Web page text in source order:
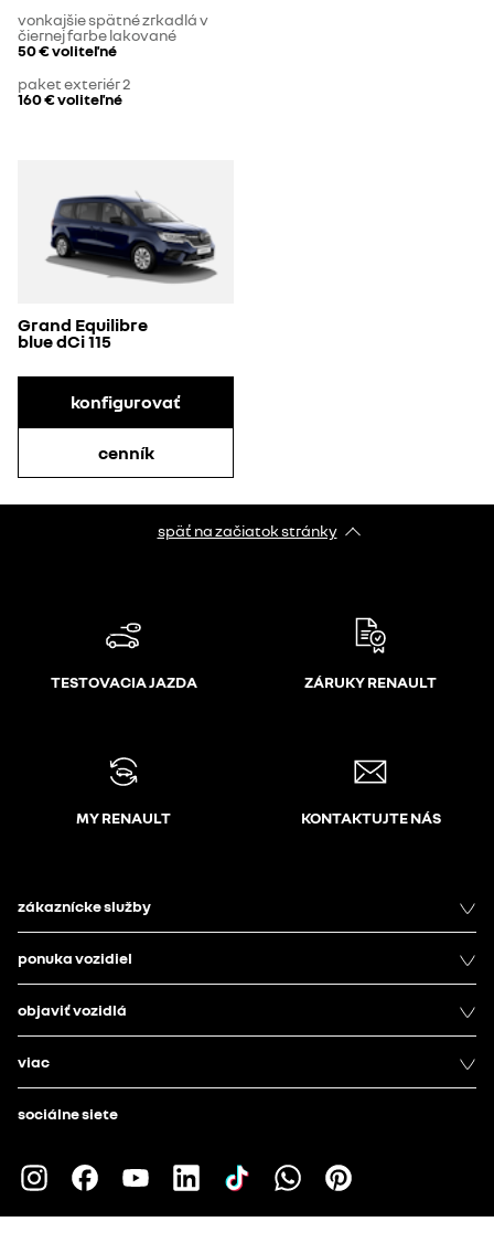
vonkajšie spätné zrkadlá v
čiernej farbe lakované
50 €voliteľné
paket exteriér 2
160 €voliteľné
Grand Equilibre
blue dCi 115
konfigurovať
cenník
späť na začiatok stránky
TESTOVACIA JAZDA ZÁRUKY RENAULT
MY RENAULT KONTAKTUJTE NÁS
zákaznícke služby
ponuka vozidiel
objaviť vozidlá
viac
sociálne siete